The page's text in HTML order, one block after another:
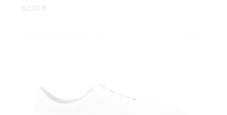
62,00 €